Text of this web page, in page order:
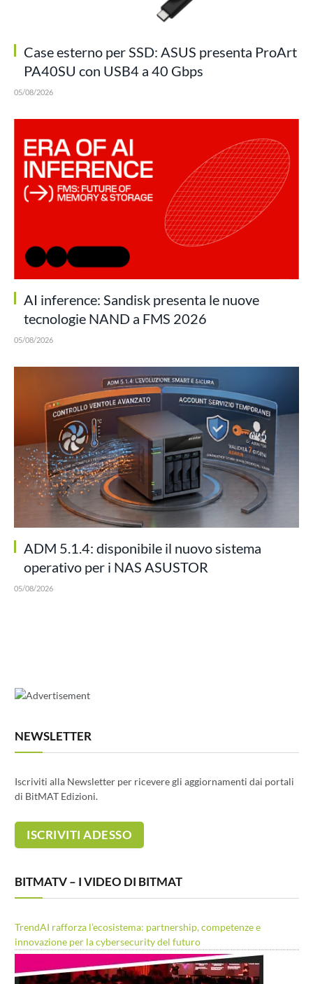
Case esterno per SSD: ASUS presenta ProArt
PA40SU con USB4 a 40 Gbps
05/08/2026
AI inference: Sandisk presenta le nuove
tecnologie NAND a FMS 2026
05/08/2026
ADM 5.1.4: disponibile il nuovo sistema
operativo per i NAS ASUSTOR
05/08/2026
NEWSLETTER
Iscriviti alla Newsletter per ricevere gli aggiornamenti dai portali
di BitMAT Edizioni.
BITMATV – I VIDEO DI BITMAT
TrendAI rafforza l’ecosistema: partnership, competenze e
innovazione per la cybersecurity del futuro